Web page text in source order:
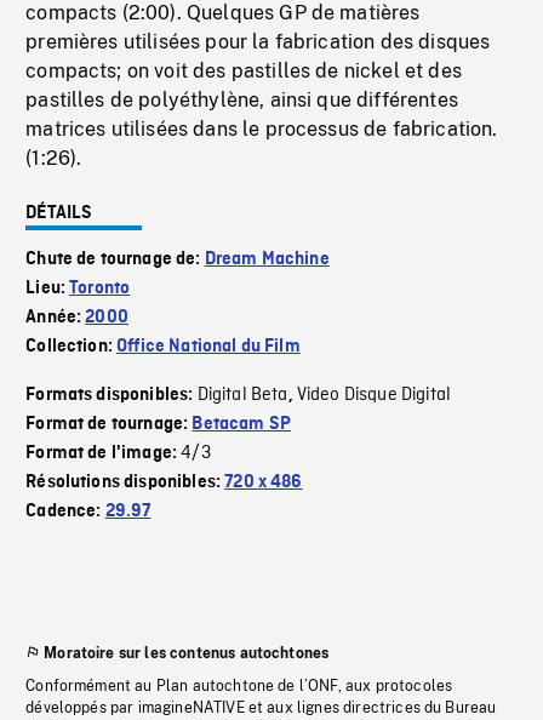
compacts (2:00). Quelques GP de matières
premières utilisées pour la fabrication des disques
compacts; on voit des pastilles de nickel et des
pastilles de polyéthylène, ainsi que différentes
matrices utilisées dans le processus de fabrication.
(1:26).
DÉTAILS
Chute de tournage de: Dream Machine
Lieu:Toronto
Année:2000
Collection:Office National du Film
Formats disponibles: Digital Beta, Video Disque Digital
Format de tournage: Betacam SP
Format de l'image:4/3
Résolutions disponibles:720 x 486
Cadence: 29.97
Moratoire sur les contenus autochtones
Conformément au Plan autochtone de l’ONF, aux protocoles
développés par imagineNATIVE et aux lignes directrices du Bureau